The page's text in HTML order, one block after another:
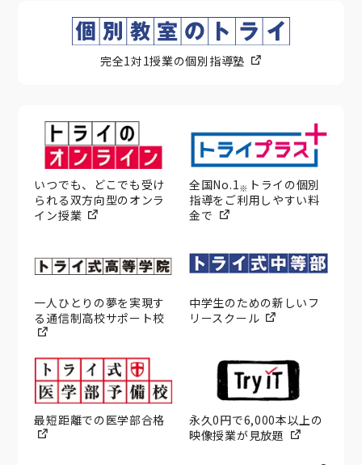
完全1対1授業の個別指導塾
いつでも、どこでも受け
られる双方向型のオンラ
イン授業
全国No.1※ トライの個別
指導をご利用しやすい料
金で
一人ひとりの夢を実現す
る通信制高校サポート校
中学生のための新しいフ
リースクール
最短距離での医学部合格
永久0円で6,000本以上の
映像授業が見放題